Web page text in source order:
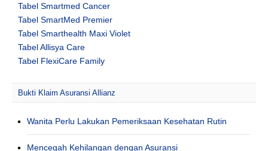
Tabel Smartmed Cancer
Tabel SmartMed Premier
Tabel Smarthealth Maxi Violet
Tabel Allisya Care
Tabel FlexiCare Family
Bukti Klaim Asuransi Allianz
Wanita Perlu Lakukan Pemeriksaan Kesehatan Rutin
Mencegah Kehilangan dengan Asuransi